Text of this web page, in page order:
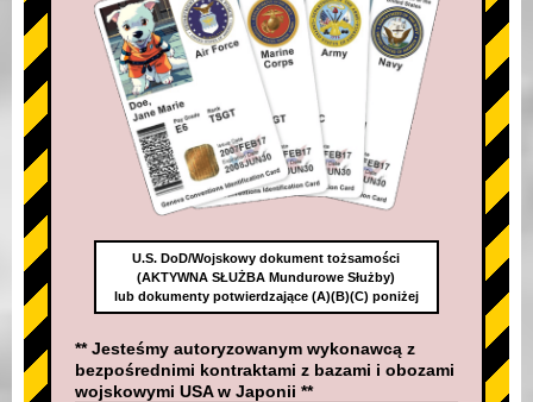
U.S. DoD/Wojskowy dokument tożsamości
(AKTYWNA SŁUŻBA Mundurowe Służby)
lub dokumenty potwierdzające (A)(B)(C) poniżej
** Jesteśmy autoryzowanym wykonawcą z
bezpośrednimi kontraktami z bazami i obozami
wojskowymi USA w Japonii **